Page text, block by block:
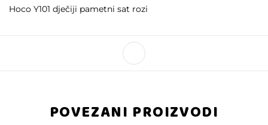
Hoco Y101 dječiji pametni sat rozi
POVEZANI PROIZVODI